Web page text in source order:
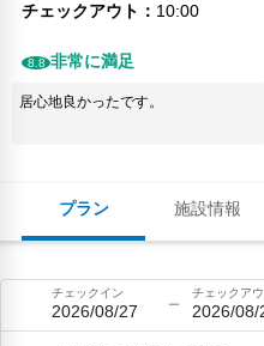
プラン 施設情報
チェックアウト
10:00
8.8 非常に満足
居心地良かったです。
チェックイン
2026/08/27
チェックアウ
2026/08/